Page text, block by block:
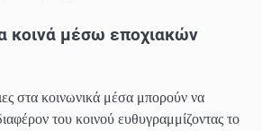
κοινά μέσω εποχιακών
στα κοινωνικά μέσα μπορούν να
του κοινού ευθυγραμμίζοντας το